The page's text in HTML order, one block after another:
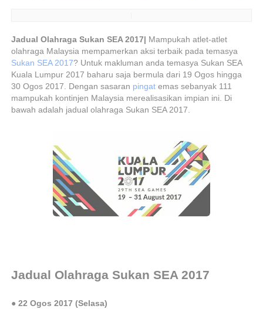
Jadual Olahraga Sukan SEA 2017| Mampukah atlet-atlet
olahraga Malaysia mempamerkan aksi terbaik pada temasya
Sukan SEA 2017? Untuk makluman anda temasya Sukan SEA
Kuala Lumpur 2017 baharu saja bermula dari 19 Ogos hingga
30 Ogos 2017. Dengan sasaran pingatemas sebanyak 111
mampukah kontinjen Malaysia merealisasikan impian ini. Di
bawah adalah jadual olahraga Sukan SEA 2017.
Jadual Olahraga Sukan SEA 2017
● 22 Ogos 2017 (Selasa)